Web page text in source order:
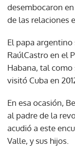
desembocaron
de las relaciones
El papa
RaúlCastro en el
Habana, tal como
visitó Cuba en
En esa ocasión,
al padre de la
acudió a este
Valle, y sus hijos.